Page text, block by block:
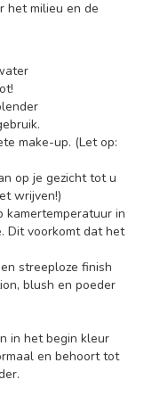
het milieu en de
make-up. (Let op:
op je gezicht tot u
wrijven!)
kamertemperatuur in
Dit voorkomt dat het
streeploze finish
blush en poeder
in het begin kleur
en behoort tot